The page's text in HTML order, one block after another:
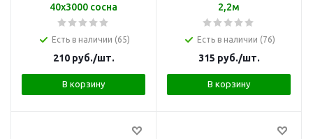
40х3000 сосна
Есть в наличии (65)
210руб./шт.
В корзину
2,2м
Есть в наличии (76)
315 руб./шт.
В корзину